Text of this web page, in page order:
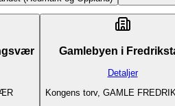
Gamlebyen i
Detaljer
Kongens torv, GAMLE